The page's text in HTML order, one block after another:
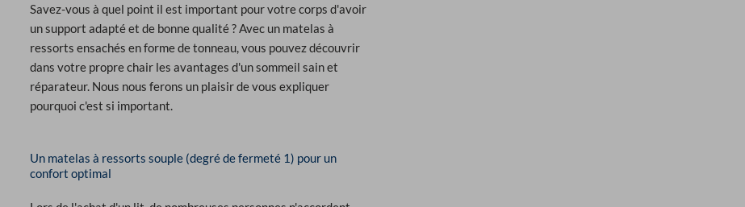
Savez-vous à quel point il est important pour votre corps d'avoir
un support adapté et de bonne qualité ? Avec un matelas à
ressorts ensachés en forme de tonneau, vous pouvez découvrir
dans votre propre chair les avantages d'un sommeil sain et
réparateur. Nous nous ferons un plaisir de vous expliquer
pourquoi c'est si important.
Un matelas à ressorts souple (degré de fermeté 1) pour un
confort optimal